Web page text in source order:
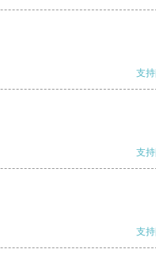
支持
支持
支持